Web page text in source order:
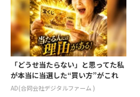
「どうせ当たらない」と思ってた私
が本当に当選した“買い方”がこれ
AD(合同会社デジタルファーム )